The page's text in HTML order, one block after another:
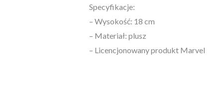
Specyfikacje:
– Wysokość: 18 cm
– Materiał: plusz
– Licencjonowany produkt Marvel